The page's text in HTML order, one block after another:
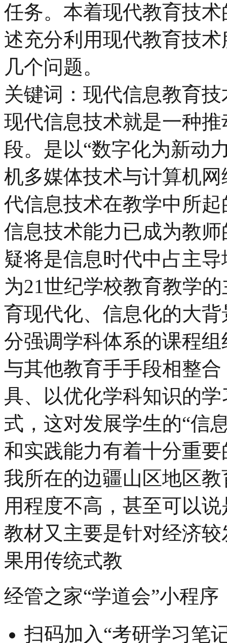
任务。本着现代教育技
述充分利用现代教育技
几个问题。
关键词：现代信息教育
现代信息技术就是一种
段。是以“数字化为新动
机多媒体技术与计算机
代信息技术在教学中所
信息技术能力已成为教
疑将是信息时代中占主
为21世纪学校教育教学
育现代化、信息化的大
分强调学科体系的课程
与其他教育手手段相整
具、以优化学科知识的
式，这对发展学生的“信
和实践能力有着十分重
我所在的边疆山区地区
用程度不高，甚至可以
教材又主要是针对经济
果用传统式教
经管之家“学道会”小程序
扫码加入“考研学习笔